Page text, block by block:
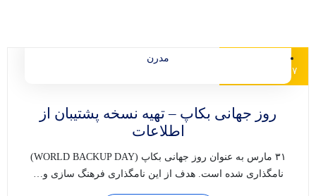
۷ , مرداد , ۱۴۰۰
مدرن
روز جهانی بکاپ – تهیه نسخه پشتیبان از
اطلاعات
۳۱ مارس به عنوان روز جهانی بکاپ (WORLD BACKUP DAY)
نامگذاری شده است. هدف از این نامگذاری فرهنگ سازی و…